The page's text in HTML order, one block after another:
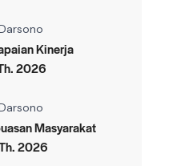
Kinerja
2026
Masyarakat
2026